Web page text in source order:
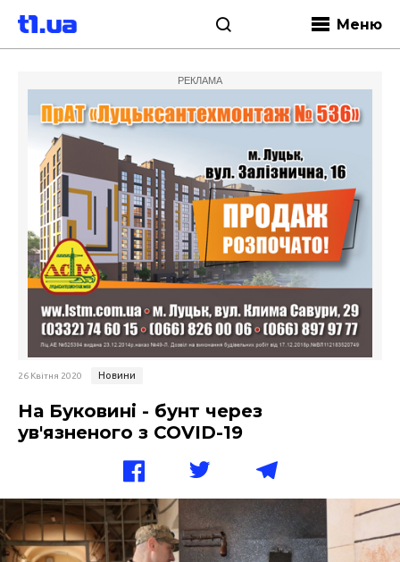
Меню
РЕКЛАМА
26 Квітня 2020 Новини
На Буковині - бунт через
ув'язненого з COVID-19